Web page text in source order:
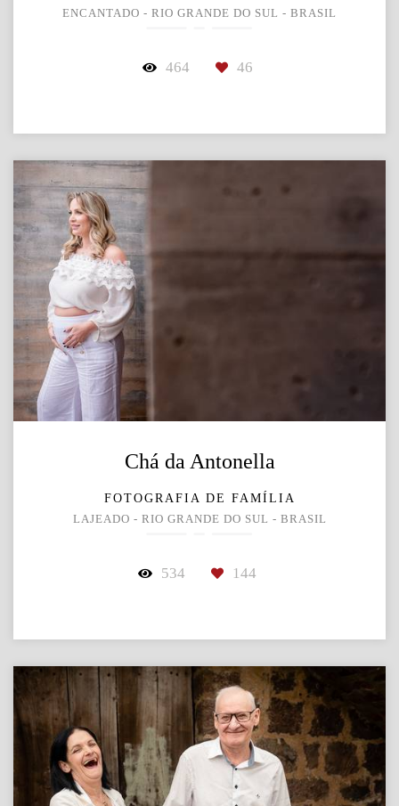
ENCANTADO - RIO GRANDE DO SUL - BRASIL
464 46
Chá da Antonella
FOTOGRAFIA DE FAMÍLIA
LAJEADO - RIO GRANDE DO SUL - BRASIL
534 144